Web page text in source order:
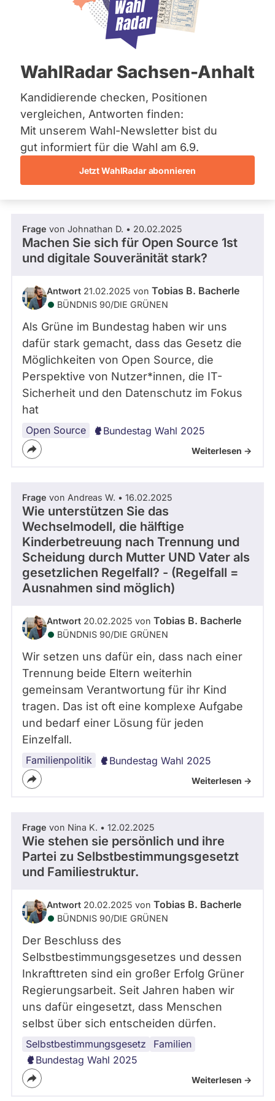
Bremen
Hamburg
Mecklenburg-Vorpommern
Nordrhein-Westfalen
Saarland
Sachsen
Sachsen-Anhalt
Schleswig-Holstein
Thüringen
WahlRadar Sachsen-Anhalt
Kandidierende checken, Positionen
vergleichen, Antworten finden:
Mit unserem Wahl-Newsletter bist du
gut informiert für die Wahl am 6.9.
Jetzt WahlRadar abonnieren
l
p
S
g
l
BÜNDNIS 90/­DIE GRÜNEN
Dieser Politiker hat kein aktuelles und kein
zukünftiges Mandat und keine
Direktandidatur auf Landes-, Bundes- oder
Wahlliste werden bei uns nicht erfasst.
Die Fragefunktion ist für diese Person
derzeit nicht aktiv.
Politiker:innen
aktiven
oder
Mandaten
können
abgeordnetenwatch
befragt
werden.
Fragen und Antworten
Frage von Johnathan D. • 20.02.2025
Machen Sie sich für Open Source 1st
und digitale Souveränität stark?
Antwort 21.02.2025 von Tobias B. Bacherle
BÜNDNIS 90/­DIE GRÜNEN
Als Grüne im Bundestag haben wir uns
dafür stark gemacht, dass das Gesetz die
Möglichkeiten von Open Source, die
Perspektive von Nutzer*innen, die IT-
Sicherheit und den Datenschutz im Fokus
hat
Open Source Bundestag Wahl 2025
Weiterlesen ->
Frage von Andreas W. • 16.02.2025
Wie unterstützen Sie das
Wechselmodell, die hälftige
Kinderbetreuung nach Trennung und
Scheidung durch Mutter UND Vater als
gesetzlichen Regelfall? - (Regelfall =
Ausnahmen sind möglich)
Antwort 20.02.2025 von Tobias B. Bacherle
BÜNDNIS 90/­DIE GRÜNEN
Wir setzen uns dafür ein, dass nach einer
Trennung beide Eltern weiterhin
gemeinsam Verantwortung für ihr Kind
tragen. Das ist oft eine komplexe Aufgabe
und bedarf einer Lösung für jeden
Einzelfall.
Familienpolitik Bundestag Wahl 2025
Weiterlesen ->
Frage von Nina K. • 12.02.2025
Wie stehen sie persönlich und ihre
Partei zu Selbstbestimmungsgesetzt
und Familiestruktur.
Antwort 20.02.2025 von Tobias B. Bacherle
BÜNDNIS 90/­DIE GRÜNEN
Der Beschluss des
Selbstbestimmungsgesetzes und dessen
Inkrafttreten sind ein großer Erfolg Grüner
Regierungsarbeit. Seit Jahren haben wir
uns dafür eingesetzt, dass Menschen
selbst über sich entscheiden dürfen.
Selbstbestimmungsgesetz
Familien
Bundestag Wahl 2025
Weiterlesen ->